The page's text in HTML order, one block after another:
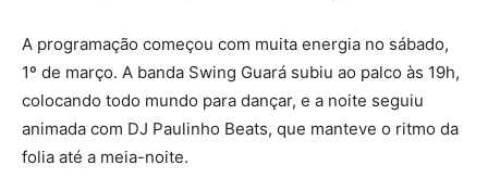
A programação começou com muita energia no sábado,
1º de março. A banda Swing Guará subiu ao palco às 19h,
colocando todo mundo para dançar, e a noite seguiu
animada com DJ Paulinho Beats, que manteve o ritmo da
folia até a meia-noite.